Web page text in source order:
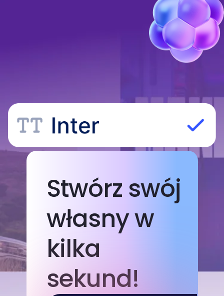
Stwórz swój
własny w
kilka
sekund!